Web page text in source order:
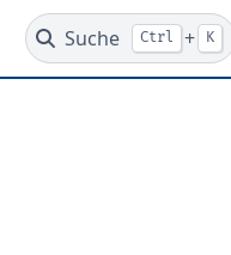
Suche Ctrl + K